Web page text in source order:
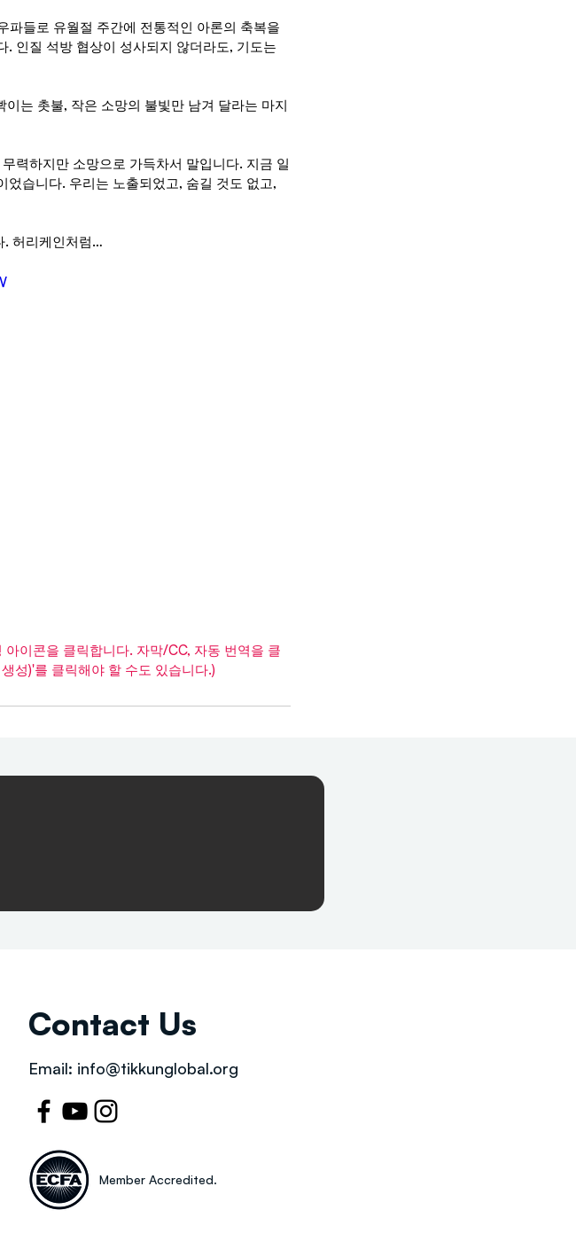
들로 유월절 주간에 전통적인 아론의 축복을
인질 석방 협상이 성사되지 않더라도, 기도는
는 촛불, 작은 소망의 불빛만 남겨 달라는 마지
력하지만 소망으로 가득차서 말입니다. 지금 일
습니다. 우리는 노출되었고, 숨길 것도 없고,
. 허리케인처럼…
아이콘을 클릭합니다. 자막/CC, 자동 번역을 클
성)'를 클릭해야 할 수도 있습니다.)
Contact Us
Email: info@tikkunglobal.org
Member Accredited.